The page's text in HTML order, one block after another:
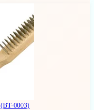
(BT-0003)